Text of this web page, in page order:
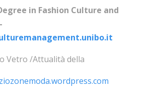
in Fashion Culture and
Vetro /Attualità della